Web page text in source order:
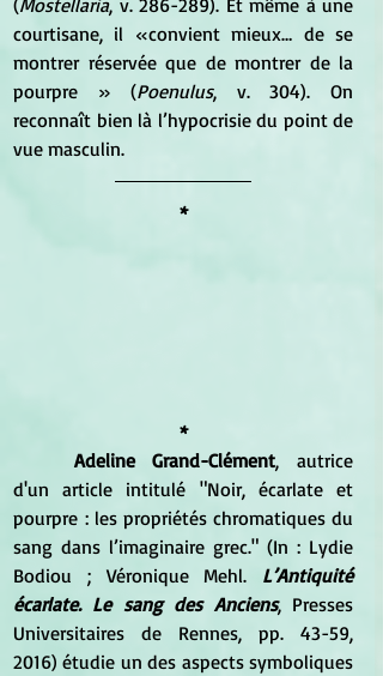
courtisane, il «convient mieux… de se
montrer réservée que de montrer de la
pourpre » (Poenulus, v. 304). On
reconnaît bien là l’hypocrisie du point de
vue masculin.
*
*
Adeline Grand-Clément, autrice
d'un article intitulé "Noir, écarlate et
pourpre : les propriétés chromatiques du
sang dans l’imaginaire grec." (In : Lydie
Bodiou ; Véronique Mehl. L’Antiquité
écarlate. Le sang des Anciens, Presses
Universitaires de Rennes, pp. 43-59,
2016) étudie un des aspects symboliques